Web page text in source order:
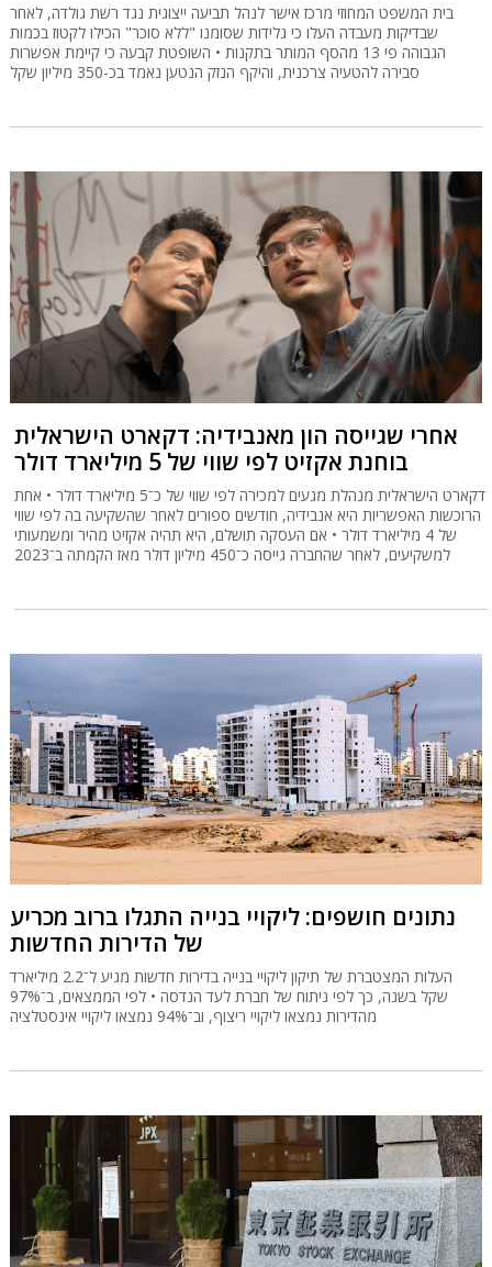
בית המשפט המחוזי מרכז אישר לנהל תביעה ייצוגית נגד רשת גולדה, לאחר
שבדיקות מעבדה העלו כי גלידות שסומנו "ללא סוכר" הכילו לקטוז בכמות
הגבוהה פי 13 מהסף המותר בתקנות • השופטת קבעה כי קיימת אפשרות
סבירה להטעיה צרכנית, והיקף הנזק הנטען נאמד בכ-350 מיליון שקל
אחרי שגייסה הון מאנבידיה: דקארט הישראלית
בוחנת אקזיט לפי שווי של 5 מיליארד דולר
דקארט הישראלית מנהלת מגעים למכירה לפי שווי של כ־5 מיליארד דולר • אחת
הרוכשות האפשריות היא אנבידיה, חודשים ספורים לאחר שהשקיעה בה לפי שווי
של 4 מיליארד דולר • אם העסקה תושלם, היא תהיה אקזיט מהיר ומשמעותי
למשקיעים, לאחר שהחברה גייסה כ־450 מיליון דולר מאז הקמתה ב־2023
נתונים חושפים: ליקויי בנייה התגלו ברוב מכריע
של הדירות החדשות
העלות המצטברת של תיקון ליקויי בנייה בדירות חדשות מגיע ל־2.2 מיליארד
שקל בשנה, כך לפי ניתוח של חברת לעד הנדסה • לפי הממצאים, ב־97%
מהדירות נמצאו ליקויי ריצוף, וב־94% נמצאו ליקויי אינסטלציה